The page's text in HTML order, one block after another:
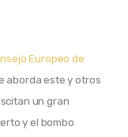
Europeo de
aborda este y otros
un gran
y el bombo